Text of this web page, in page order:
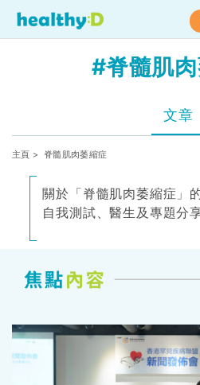
#脊髓肌
文章
主頁 > 脊髓肌肉萎縮症
關於「脊髓肌肉萎縮症」
自我測試、醫生及專題分